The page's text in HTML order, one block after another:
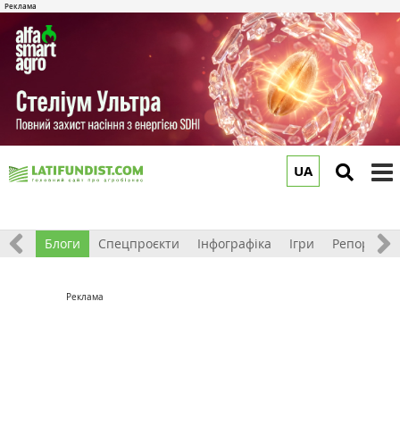
UA
Блоги Спецпроєкти Інфографіка Ігри Репортажі
Реклама